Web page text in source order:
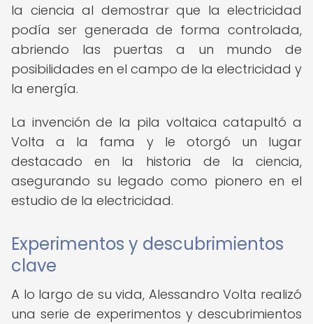
la ciencia al demostrar que la electricidad
podía ser generada de forma controlada,
abriendo las puertas a un mundo de
posibilidades en el campo de la electricidad y
la energía.
La invención de la pila voltaica catapultó a
Volta a la fama y le otorgó un lugar
destacado en la historia de la ciencia,
asegurando su legado como pionero en el
estudio de la electricidad.
Experimentos y descubrimientos
clave
A lo largo de su vida, Alessandro Volta realizó
una serie de experimentos y descubrimientos